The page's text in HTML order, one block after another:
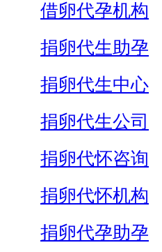
借卵代孕机构
捐卵代生助孕
捐卵代生中心
捐卵代生公司
捐卵代怀咨询
捐卵代怀机构
捐卵代孕助孕